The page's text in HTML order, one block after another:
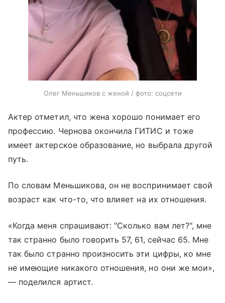
Олег Меньшиков с женой / фото: соцсети
Актер отметил, что жена хорошо понимает его
профессию. Чернова окончила ГИТИС и тоже
имеет актерское образование, но выбрала другой
путь.
По словам Меньшикова, он не воспринимает свой
возраст как что-то, что влияет на их отношения.
«Когда меня спрашивают: "Сколько вам лет?", мне
так странно было говорить 57, 61, сейчас 65. Мне
так было странно произносить эти цифры, ко мне
не имеющие никакого отношения, но они же мои»,
— поделился артист.